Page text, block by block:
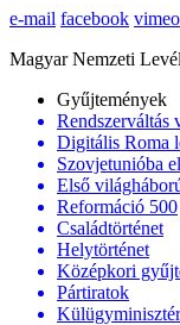
e-mail facebook vimeo
Magyar Nemzeti
Gyűjtemények
Rendszerváltás
Digitális Roma
Szovjetunióba
Első
Reformáció 500
Családtörténet
Helytörténet
Középkori
Pártiratok